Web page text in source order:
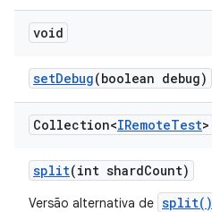
void
setDebug(boolean debug)
Collection<IRemoteTest>
split(int shardCount)
Versão alternativa de split()